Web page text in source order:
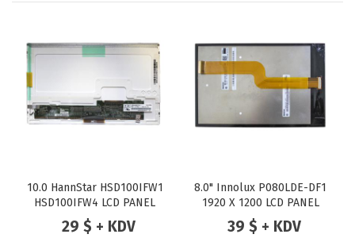
10.0 HannStar HSD100IFW1
HSD100IFW4 LCD PANEL
29 $ + KDV
8.0" Innolux P080LDE-DF1
1920 X 1200 LCD PANEL
39 $ + KDV